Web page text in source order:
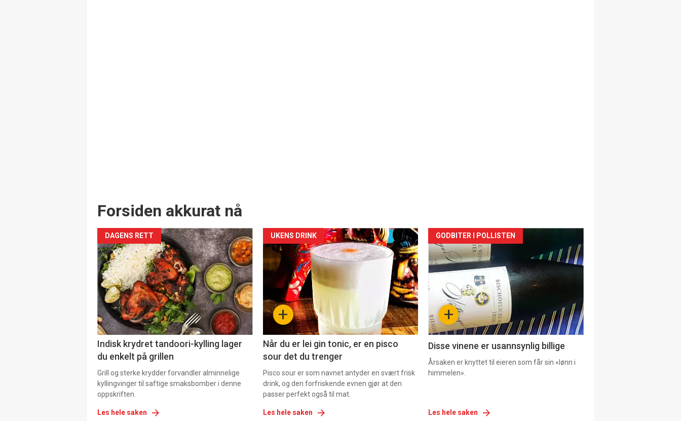
Forsiden akkurat nå
DAGENS RETT
Indisk krydret tandoori-kylling lager
du enkelt på grillen
Grill og sterke krydder forvandler alminnelige
kyllingvinger til saftige smaksbomber i denne
oppskriften.
Les hele saken
Forsiden
akkurat
nå
-
+
UKENS DRINK
Når du er lei gin tonic, er en pisco
sour det du trenger
Pisco sour er som navnet antyder en svært frisk
drink, og den forfriskende evnen gjør at den
passer perfekt også til mat.
Les hele saken
Forsiden
akkurat
nå
3 +
GODBITER I POLLISTEN
Disse vinene er usannsynlig billige
Årsaken er knyttet til eieren som får sin «lønn i
himmelen».
Les hele saken